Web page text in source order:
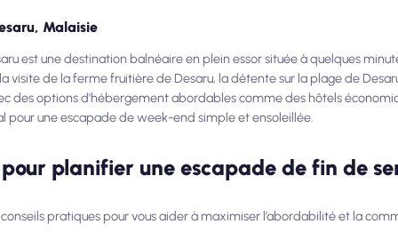
Malaisie
est une destination balnéaire en plein essor située à quelques
visite de la ferme fruitière de Desaru, la détente sur la plage de
des options d'hébergement abordables comme des hôtels
pour une escapade de week-end simple et ensoleillée.
pour planifier une escapade de fin de
pratiques pour vous aider à maximiser l’abordabilité et la